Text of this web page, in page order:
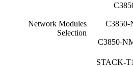
C3850-
C3850-
Network Modules
Selection
STACK-